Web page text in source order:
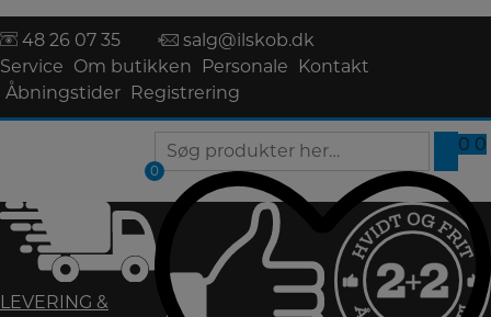
Hop
til
indholdet
48 26 07 35
salg@ilskob.dk
Service Om butikken Personale
Kontakt
Åbningstider Registrering
0 0
0
0
LEVERING &